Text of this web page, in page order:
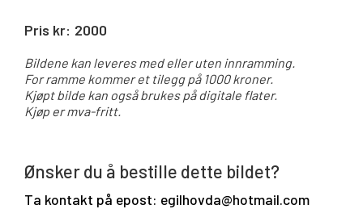
Pris kr: 2000
Bildene kan leveres med eller uten innramming.
For ramme kommer et tilegg på 1000 kroner.
Kjøpt bilde kan også brukes på digitale flater.
Kjøp er mva-fritt.
Ønsker du å bestille dette bildet?
Ta kontakt på epost: egilhovda@hotmail.com